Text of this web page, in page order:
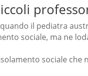
il pediatra
sociale, ma ne
sociale